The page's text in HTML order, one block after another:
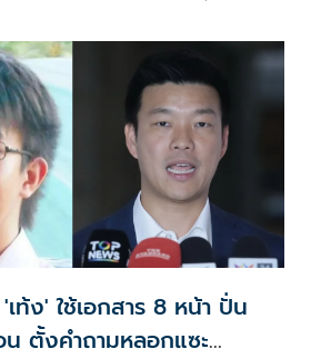
ท้ง' ใช้เอกสาร 8 หน้า ปั่น
น ตั้งคำถามหลอกแซะ